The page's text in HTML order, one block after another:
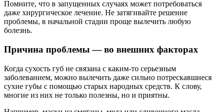
Помните, что в запущенных случаях может потребоваться
даже хирургическое лечение. Не затягивайте решение
проблемы, в начальной стадии проще вылечить любую
болезнь.
Причина проблемы — во внешних факторах
Когда сухость губ не связана с каким-то серьезным
заболеванием, можно вылечить даже сильно потрескавшиеся
сухие губы с помощью старых народных средств. К слову,
многие из них не только полезны, но и приятны.